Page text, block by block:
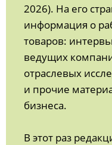
2026). На его
информация о
товаров:
ведущих
отраслевых
и прочие
бизнеса.
В этот раз